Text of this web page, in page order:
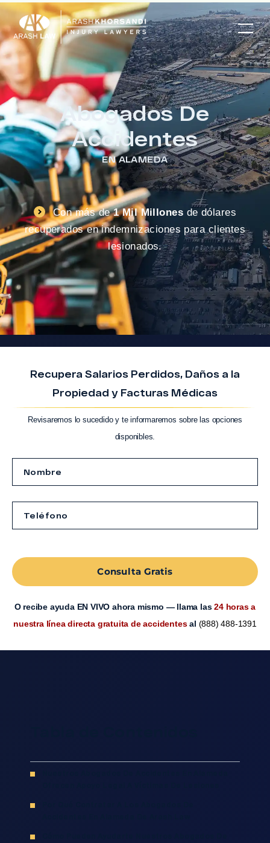
Abogados De
Accidentes
EN ALAMEDA
Con más de1 Mil Millones de dólares
recuperados en indemnizaciones para clientes
lesionados.
Recupera Salarios Perdidos, Daños a la
Propiedad y Facturas Médicas
Revisaremos lo sucedido y te informaremos sobre las opciones
disponibles.
Consulta Gratis
O recibe ayuda EN VIVO ahora mismo — llama las24 horas a
nuestra línea directa gratuita de accidentesal (888) 488-1391